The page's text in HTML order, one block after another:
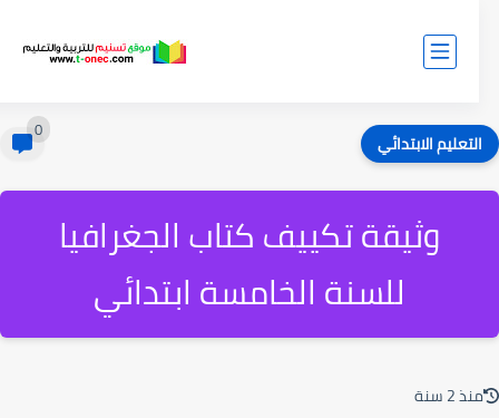
الابتدائي
وثيقة تكييف كتاب الجغرافيا
للسنة الخامسة ابتدائي
2 سنة